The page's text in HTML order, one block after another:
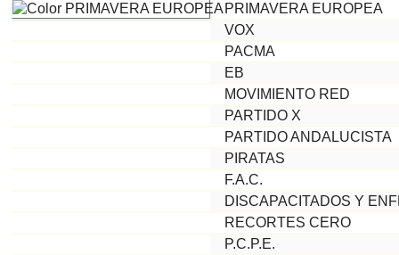
PRIMAVERA EUROPEA
VOX
PACMA
EB
MOVIMIENTO RED
PARTIDO X
PARTIDO ANDALUCISTA
PIRATAS
F.A.C.
DISCAPACITADOS Y
RECORTES CERO
P.C.P.E.